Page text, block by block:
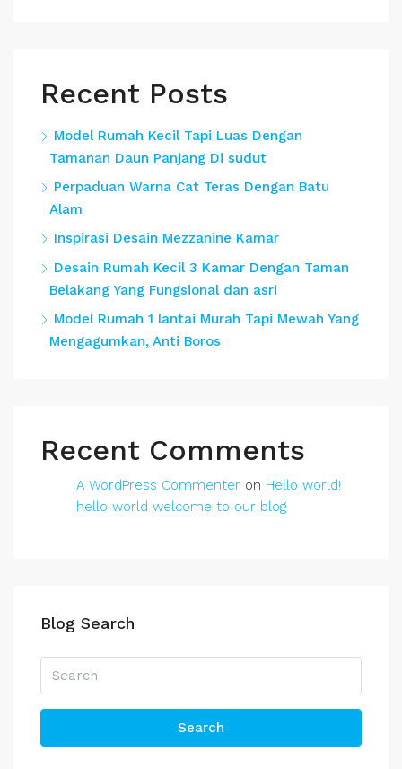
Recent Posts
Model Rumah Kecil Tapi Luas Dengan
Tamanan Daun Panjang Di sudut
Perpaduan Warna Cat Teras Dengan Batu
Alam
Inspirasi Desain Mezzanine Kamar
Desain Rumah Kecil 3 Kamar Dengan Taman
Belakang Yang Fungsional dan asri
Model Rumah 1 lantai Murah Tapi Mewah Yang
Mengagumkan, Anti Boros
Recent Comments
A WordPress Commenter on Hello world!
hello world welcome to our blog
Blog Search
Search